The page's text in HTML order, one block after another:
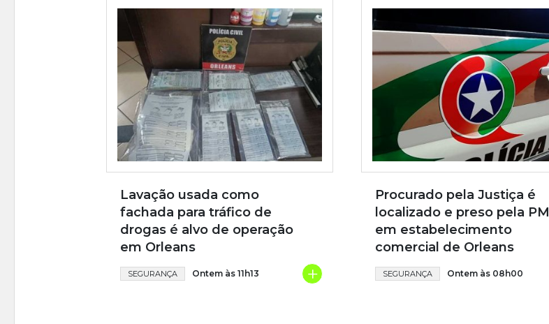
Lavação usada como
fachada para tráfico de
drogas é alvo de operação
em Orleans
SEGURANÇA Ontem às 11h13 +
Procurado pela Justiça é
localizado e preso pela PM
em estabelecimento
comercial de Orleans
SEGURANÇA Ontem às 08h00